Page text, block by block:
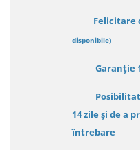
Felicitare
disponibile)
Garanție
14 zileși de a
întrebare